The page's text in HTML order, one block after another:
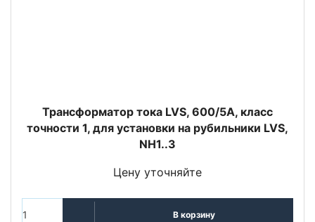
Трансформатор тока LVS, 600/5A, класс
точности 1, для установки на рубильники LVS,
NH1..3
Цену уточняйте
В корзину